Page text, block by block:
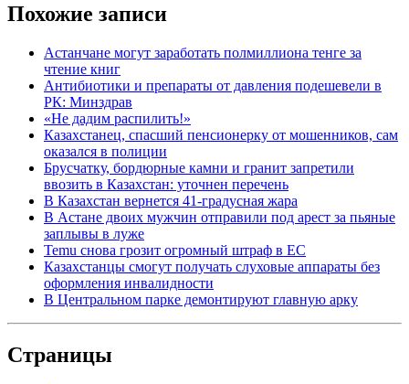
Похожие записи
Астанчане могут заработать полмиллиона тенге за
чтение книг
Антибиотики и препараты от давления подешевели в
РК: Минздрав
«Не дадим распилить!»
Казахстанец, спасший пенсионерку от мошенников, сам
оказался в полиции
Брусчатку, бордюрные камни и гранит запретили
ввозить в Казахстан: уточнен перечень
В Казахстан вернется 41-градусная жара
В Астане двоих мужчин отправили под арест за пьяные
заплывы в луже
Temu снова грозит огромный штраф в ЕС
Казахстанцы смогут получать слуховые аппараты без
оформления инвалидности
В Центральном парке демонтируют главную арку
Страницы